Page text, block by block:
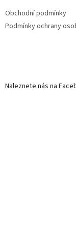
Obchodní podmínky
Podmínky ochrany
Naleznete nás na